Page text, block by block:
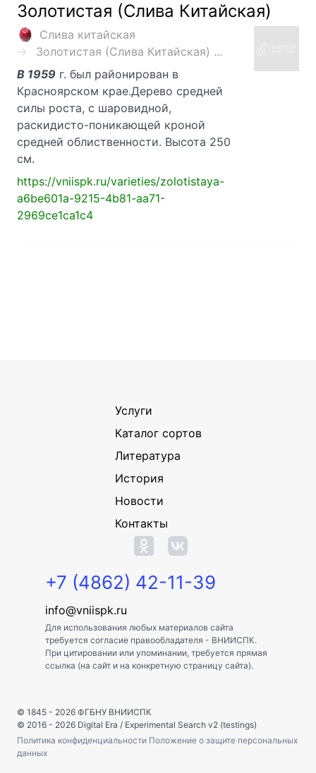
Золотистая (Слива Китайская)
Слива китайская
Золотистая (Слива Китайская) ...
В 1959 г. был районирован в
Красноярском крае.Дерево средней
силы роста, с шаровидной,
раскидисто-поникающей кроной
средней облиственности. Высота 250
см.
https://vniispk.ru/varieties/zolotistaya-
a6be601a-9215-4b81-aa71-
2969ce1ca1c4
Услуги
Каталог сортов
Литература
История
Новости
Контакты
+7 (4862) 42-11-39
info@vniispk.ru
Для использования любых материалов сайта
требуется согласие правообладателя - ВНИИСПК.
При цитировании или упоминании, требуется прямая
ссылка (на сайт и на конкретную страницу сайта).
© 1845 - 2026 ФГБНУ ВНИИСПК
© 2016 - 2026 Digital Era / Experimental Search v2 (testings)
Политика конфиденциальности Положение о защите персональных
данных